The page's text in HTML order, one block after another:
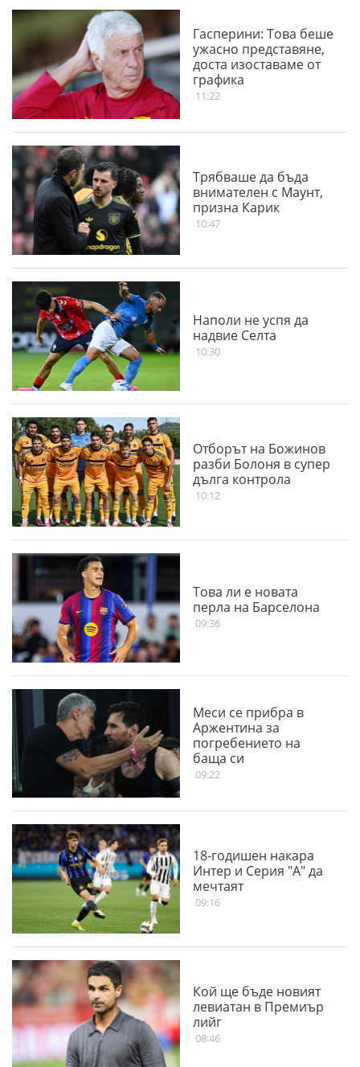
Гасперини: Това беше
ужасно представяне,
доста изоставаме от
графика
11:22
Трябваше да бъда
внимателен с Маунт,
призна Карик
10:47
Наполи не успя да
надвие Селта
10:30
Отборът на Божинов
разби Болоня в супер
дълга контрола
10:12
Това ли е новата
перла на Барселона
09:36
Меси се прибра в
Аржентина за
погребението на
баща си
09:22
18-годишен накара
Интер и Серия "А" да
мечтаят
09:16
Кой ще бъде новият
левиатан в Премиър
лийг
08:46